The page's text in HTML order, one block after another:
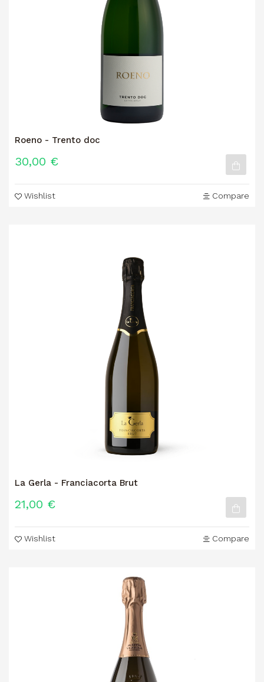
Roeno - Trento doc
30,00 €
Wishlist Compare
La Gerla - Franciacorta Brut
21,00 €
Wishlist Compare